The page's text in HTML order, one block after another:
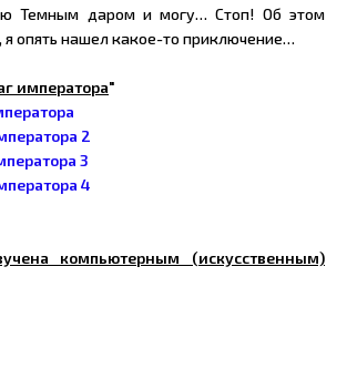
Темным даром и могу… Стоп! Об этом
опять нашел какое-то приключение…
императора"
2
3
4
компьютерным (искусственным)